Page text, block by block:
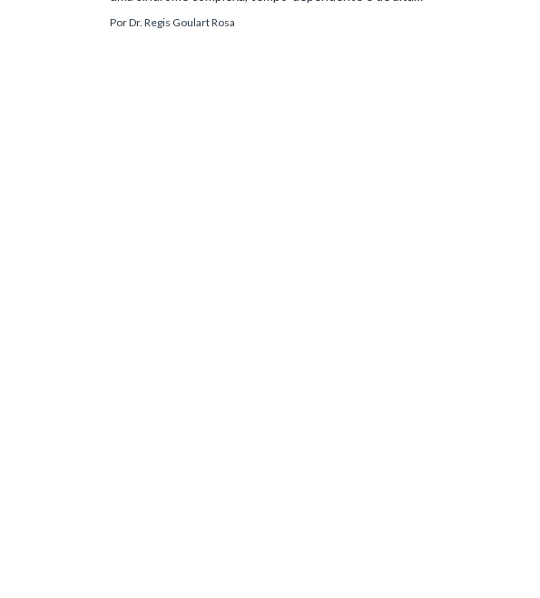
manejo estruturado são determinantes para o desfe
PorDr. Regis Goulart Rosa